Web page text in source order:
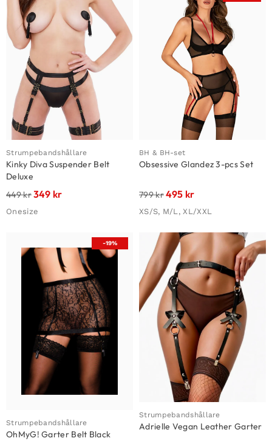
Strumpebandshållare
Kinky Diva Suspender Belt
Deluxe
449kr349 kr
Onesize
BH & BH-set
Obsessive Glandez 3-pcs Set
799kr495 kr
XS/S, M/L, XL/XXL
-19%
Strumpebandshållare
OhMyG! Garter Belt Black
Strumpebandshållare
Adrielle Vegan Leather Garter